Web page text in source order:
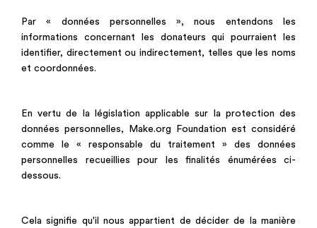
Par « données personnelles », nous entendons les
informations concernant les donateurs qui pourraient les
identifier, directement ou indirectement, telles que les noms
et coordonnées.
En vertu de la législation applicable sur la protection des
données personnelles, Make.org Foundation est considéré
comme le « responsable du traitement » des données
personnelles recueillies pour les finalités énumérées ci-
dessous.
Cela signifie qu'il nous appartient de décider de la manière